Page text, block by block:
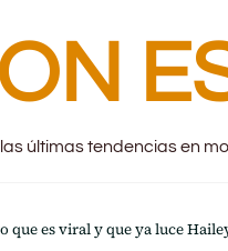
últimas tendencias en
que es viral y que ya luce